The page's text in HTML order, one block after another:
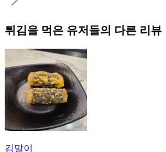
튀김을 먹은 유저들의 다른 리뷰
김말이